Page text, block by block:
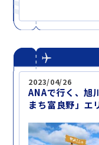
2023/04/26
ANAで行く、旭
まち富良野」エ